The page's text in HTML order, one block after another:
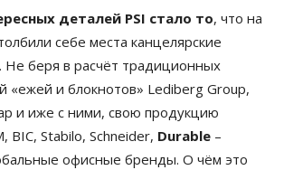
деталей PSI стало то, что на
себе места канцелярские
Не беря в расчёт традиционных
«ежей и блокнотов» Lediberg Group,
и иже с ними, свою продукцию
BIC, Stabilo, Schneider, Durable –
офисные бренды. О чём это